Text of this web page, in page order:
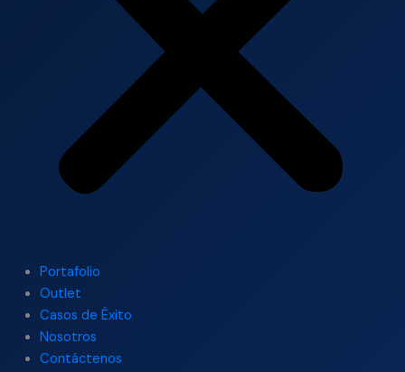
Portafolio
Outlet
Casos de Éxito
Nosotros
Contáctenos